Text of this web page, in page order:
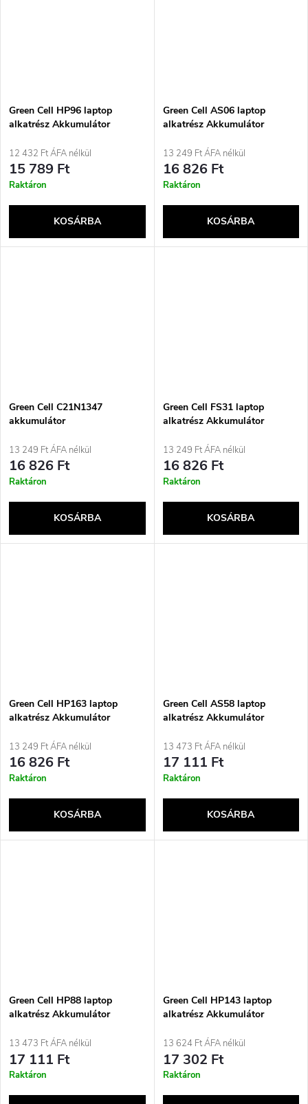
Green Cell HP96 laptop
alkatrész Akkumulátor
12 432 Ft ÁFA nélkül
15 789 Ft
Raktáron
KOSÁRBA
Green Cell AS06 laptop
alkatrész Akkumulátor
13 249 Ft ÁFA nélkül
16 826 Ft
Raktáron
KOSÁRBA
Green Cell C21N1347
akkumulátor
13 249 Ft ÁFA nélkül
16 826 Ft
Raktáron
KOSÁRBA
Green Cell FS31 laptop
alkatrész Akkumulátor
13 249 Ft ÁFA nélkül
16 826 Ft
Raktáron
KOSÁRBA
Green Cell HP163 laptop
alkatrész Akkumulátor
13 249 Ft ÁFA nélkül
16 826 Ft
Raktáron
KOSÁRBA
Green Cell AS58 laptop
alkatrész Akkumulátor
13 473 Ft ÁFA nélkül
17 111 Ft
Raktáron
KOSÁRBA
Green Cell HP88 laptop
alkatrész Akkumulátor
13 473 Ft ÁFA nélkül
17 111 Ft
Raktáron
Green Cell HP143 laptop
alkatrész Akkumulátor
13 624 Ft ÁFA nélkül
17 302 Ft
Raktáron